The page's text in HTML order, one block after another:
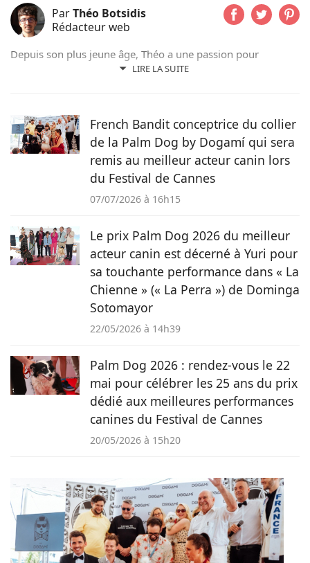
ParThéo Botsidis
Rédacteur web
LIRE LA SUITE
Depuis son plus jeune âge, Théo a une passion pour
l’écriture. Aujourd’hui rédacteur web, il prend plaisir à
émouvantes.
French Bandit conceptrice du collier
de la Palm Dog by Dogamí qui sera
remis au meilleur acteur canin lors
du Festival de Cannes
07/07/2026 à 16h15
Le prix Palm Dog 2026 du meilleur
acteur canin est décerné à Yuri pour
sa touchante performance dans « La
Chienne » (« La Perra ») de Dominga
Sotomayor
22/05/2026 à 14h39
Palm Dog 2026 : rendez-vous le 22
mai pour célébrer les 25 ans du prix
dédié aux meilleures performances
canines du Festival de Cannes
20/05/2026 à 15h20